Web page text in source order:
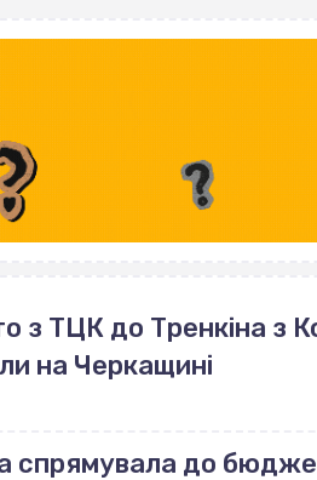
з ТЦК до Тренкіна з
на Черкащині
спрямувала до